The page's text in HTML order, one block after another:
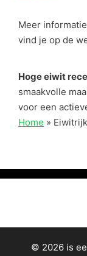
Meer
vind je op de
Hoge eiwit
smaakvolle
voor een
Home » Eiwitrijk
© 2026 is